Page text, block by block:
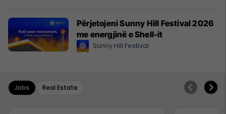
Përjetojeni Sunny Hill Festival 2026
me energjinë e Shell-it
Sunny Hill Festival
Jobs Real Estate